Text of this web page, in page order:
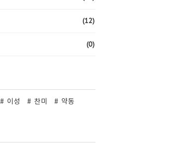
(12)
(0)
이성 찬미 약동